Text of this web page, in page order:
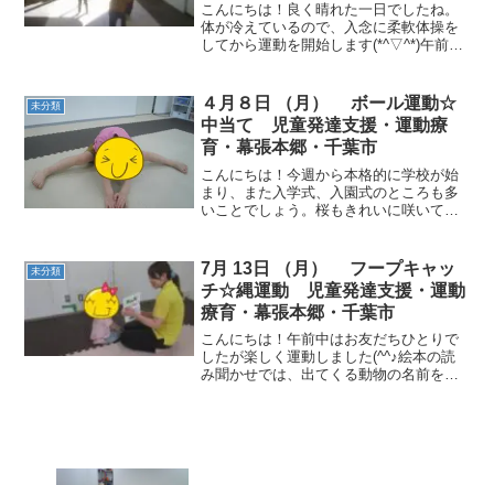
こんにちは！良く晴れた一日でしたね。
体が冷えているので、入念に柔軟体操を
してから運動を開始します(*^▽^*)午前の
た。フープキャッチ☆転がってくるフー
プをよく見てキャッ...
未分類
４月８日 （月） ボール運動☆
中当て 児童発達支援・運動療
育・幕張本郷・千葉市
こんにちは！今週から本格的に学校が始
まり、また入学式、入園式のところも多
いことでしょう。桜もきれいに咲いて嬉
日の午前はお休みのお友だちが多く、ひ
とりになってしまいました...
未分類
7月 13日 （月） フープキャッ
チ☆縄運動 児童発達支援・運動
療育・幕張本郷・千葉市
こんにちは！午前中はお友だちひとりで
したが楽しく運動しました(^^♪絵本の読
み聞かせでは、出てくる動物の名前を言